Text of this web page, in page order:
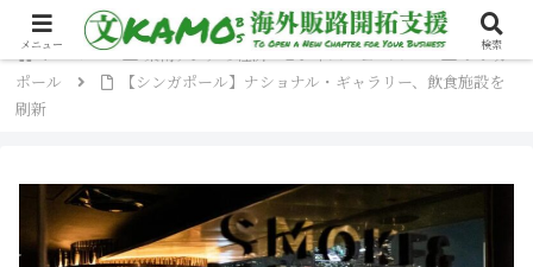
ホーム 東南アジアの経済・ビジネスニュース
シンガ
ポール
【シンガポール】ナショナル・ギャラリー、飲食施設を
刷新
メニュー 検索